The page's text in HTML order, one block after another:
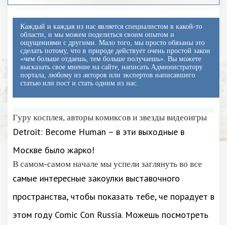
Каждый и каждая из нас является специалистом в какой-то
области, и мы можем поделиться своим опытом и
ощущениями с другими. Мало того, мы просто обязаны это
сделать потому, что в природе действует очень простой закон
«чем больше отдаешь, тем больше получаешь». Вы можете
высказать свое мнение на сайте, написать Администратору
портала, любому из авторов или экспертов написавшего
статью или пост и стать одним из нас.
Гуру косплея, авторы комиксов и звезды видеоигры
Detroit: Become Human – в эти выходные в
Москве было жарко!
В самом-самом начале мы успели заглянуть во все
самые интересные закоулки выставочного
пространства, чтобы показать тебе, че порадует в
этом году Comic Con Russia. Можешь посмотреть